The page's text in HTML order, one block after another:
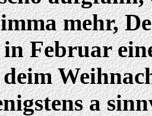
mehr,
in Februar
a